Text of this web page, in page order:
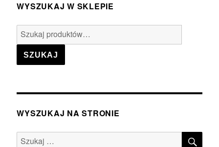
WYSZUKAJ W SKLEPIE
Szukaj:
SZUKAJ
WYSZUKAJ NA STRONIE
Szukaj: